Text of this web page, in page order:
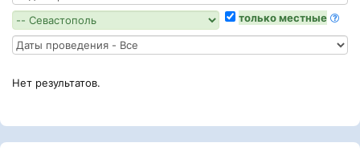
только местные
Нет результатов.